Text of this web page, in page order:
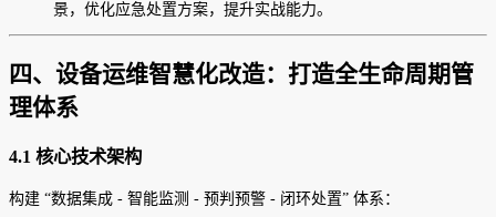
景，优化应急处置方案，提升实战能力。
四、设备运维智慧化改造：打造全生命周期管
理体系
4.1 核心技术架构
构建 “数据集成 - 智能监测 - 预判预警 - 闭环处置” 体系：